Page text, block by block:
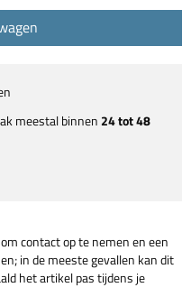
meestal binnen 24 tot 48
om contact op te nemen en een
in de meeste gevallen kan dit
het artikel pas tijdens je